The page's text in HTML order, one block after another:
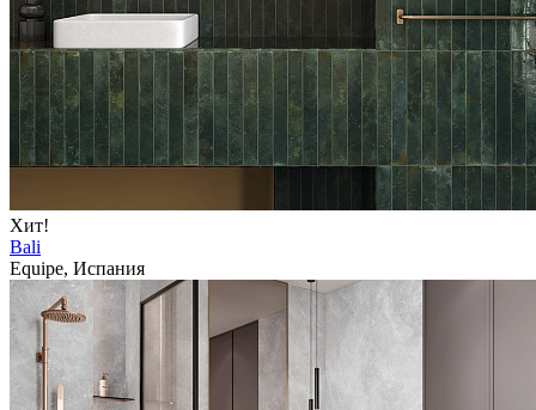
Хит!
Bali
Equipe, Испания